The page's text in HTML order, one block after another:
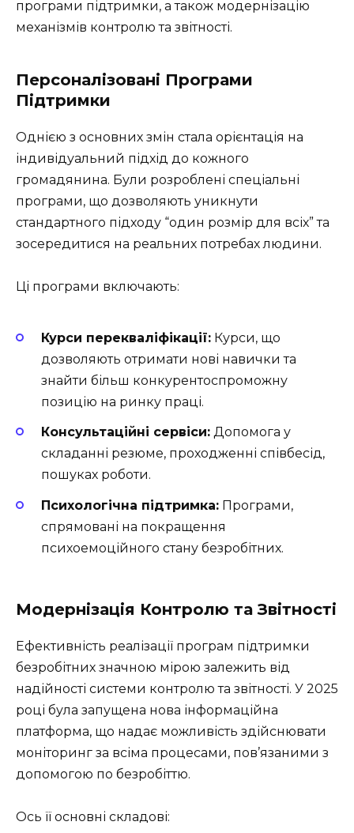
програми підтримки, а також модернізацію
механізмів контролю та звітності.
Персоналізовані Програми
Підтримки
Однією з основних змін стала орієнтація на
індивідуальний підхід до кожного
громадянина. Були розроблені спеціальні
програми, що дозволяють уникнути
стандартного підходу “один розмір для всіх” та
зосередитися на реальних потребах людини.
Ці програми включають:
Курси перекваліфікації: Курси, що
дозволяють отримати нові навички та
знайти більш конкурентоспроможну
позицію на ринку праці.
Консультаційні сервіси: Допомога у
складанні резюме, проходженні співбесід,
пошуках роботи.
Психологічна підтримка: Програми,
спрямовані на покращення
психоемоційного стану безробітних.
Модернізація Контролю та Звітності
Ефективність реалізації програм підтримки
безробітних значною мірою залежить від
надійності системи контролю та звітності. У 2025
році була запущена нова інформаційна
платформа, що надає можливість здійснювати
моніторинг за всіма процесами, пов’язаними з
допомогою по безробіттю.
Ось її основні складові: